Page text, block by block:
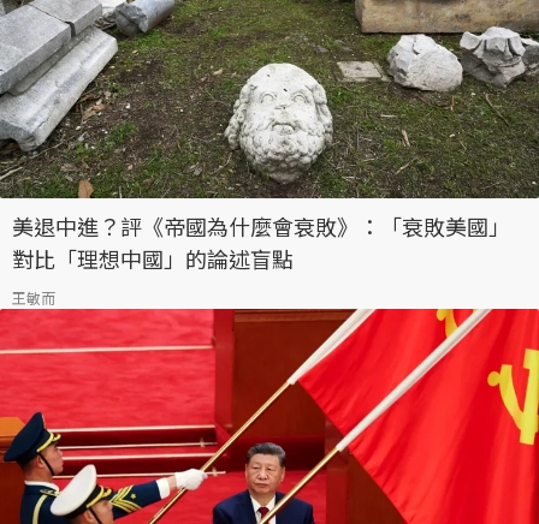
美退中進？評《帝國為什麼會衰敗》：「衰敗美國」
對比「理想中國」的論述盲點
王敏而